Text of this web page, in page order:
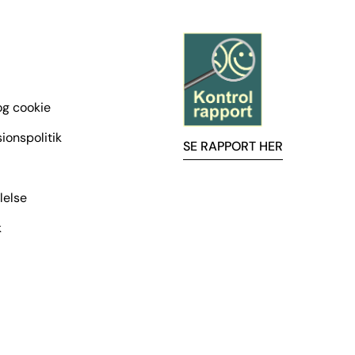
cookie
SE RAPPORT HER